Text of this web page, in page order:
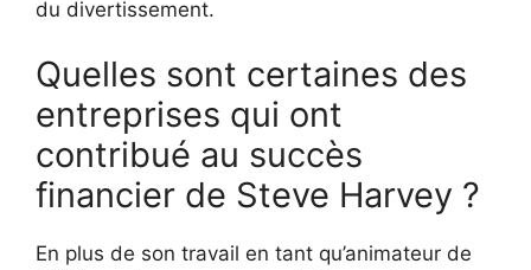
du divertissement.
Quelles sont certaines des
entreprises qui ont
contribué au succès
financier de Steve Harvey ?
En plus de son travail en tant qu’animateur de